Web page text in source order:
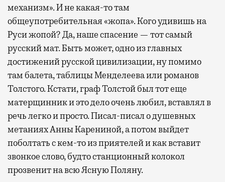
механизм». И не какая-то там
общеупотребительная «жопа». Кого удивишь на
Руси жопой? Да, наше спасение — тот самый
русский мат. Быть может, одно из главных
достижений русской цивилизации, ну помимо
там балета, таблицы Менделеева или романов
Толстого. Кстати, граф Толстой был тот еще
матерщинник и это дело очень любил, вставлял в
речь легко и просто. Писал-писал о душевных
метаниях Анны Карениной, а потом выйдет
поболтать с кем-то из приятелей и как вставит
звонкое слово, будто станционный колокол
прозвенит на всю Ясную Поляну.